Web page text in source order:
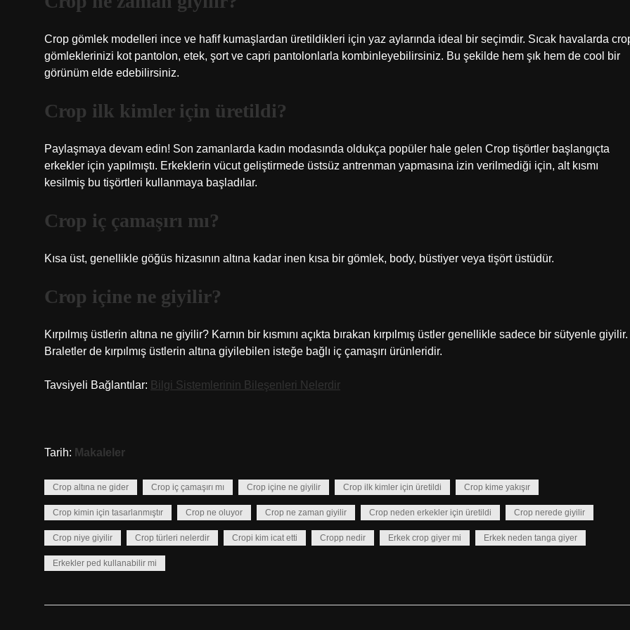
Crop gömlek modelleri ince ve hafif kumaşlardan üretildikleri için yaz aylarında ideal bir seçimdir. Sıcak havalarda
gömleklerinizi kot pantolon, etek, şort ve capri pantolonlarla kombinleyebilirsiniz. Bu şekilde hem şık hem de cool bir
görünüm elde edebilirsiniz.
Crop ilk kimler için üretildi?
Paylaşmaya devam edin! Son zamanlarda kadın modasında oldukça popüler hale gelen Crop tişörtler başlangıçta
erkekler için yapılmıştı. Erkeklerin vücut geliştirmede üstsüz antrenman yapmasına izin verilmediği için, alt kısmı
kesilmiş bu tişörtleri kullanmaya başladılar.
Crop iç çamaşırı mı?
Kısa üst, genellikle göğüs hizasının altına kadar inen kısa bir gömlek, body, büstiyer veya tişört üstüdür.
Crop içine ne giyilir?
Kırpılmış üstlerin altına ne giyilir? Karnın bir kısmını açıkta bırakan kırpılmış üstler genellikle sadece bir sütyenle giyilir.
Braletler de kırpılmış üstlerin altına giyilebilen isteğe bağlı iç çamaşırı ürünleridir.
Tavsiyeli Bağlantılar: Bilgi Sistemlerinin Bileşenleri Nelerdir
Tarih: Makaleler
Crop altına ne gider Crop iç çamaşırı mı Crop içine ne giyilir Crop ilk kimler için üretildi Crop kime yakışır
Crop kimin için tasarlanmıştır Crop ne oluyor Crop ne zaman giyilir Crop neden erkekler için üretildi Crop nerede giyilir
Crop niye giyilir Crop türleri nelerdir Cropi kim icat etti Cropp nedir Erkek crop giyer mi Erkek neden tanga giyer
Erkekler ped kullanabilir mi